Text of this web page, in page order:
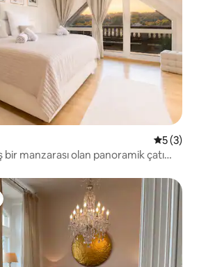
55 (3)
manzarası olan panoramik çatı